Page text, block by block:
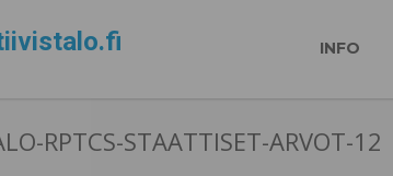
INFO
RPTCS-STAATTISET-ARVOT-12